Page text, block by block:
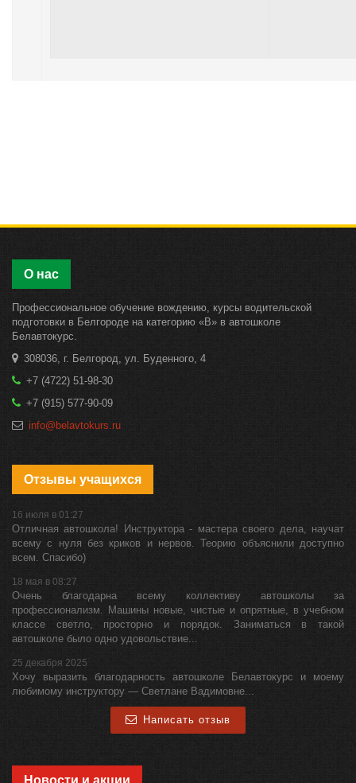
О нас
Профессиональное обучение вождению, курсы водительской
подготовки в Белгороде на категорию «B» в автошколе
Белавтокурс.
308036, г. Белгород, ул. Буденного, 4
+7 (4722) 51-98-30
+7 (915) 577-90-09
info@belavtokurs.ru
Отзывы учащихся
16 июля в 01:27
Отличная автошкола! Инструктора - мастера своего дела, научат
всему с нуля без криков и нервов. Теорию объяснили доступно
всем. Спасибо)
18 мая в 08:27
Очень благодарна всему коллективу автошколы за
профессионализм. Машины новые, чистые и опрятные, в учебном
классе светло, просторно и порядок. Заниматься в такой
автошколе было одно удовольствие...
25 декабря 2025
Хочу выразить благодарность автошколе Белавтокурс и моему
любимому инструктору — Светлане Вадимовне...
Написать отзыв
Новости и акции